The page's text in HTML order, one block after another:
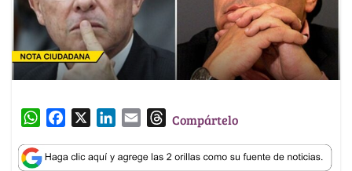
W
a
c
n
a
T
r
Compártelo